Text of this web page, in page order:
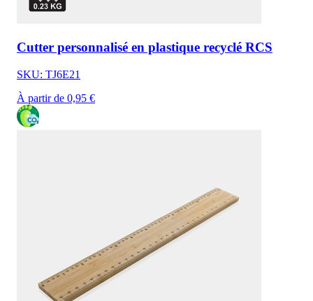
Cutter personnalisé en plastique recyclé RCS
SKU: TJ6E21
À partir de 0,95 €